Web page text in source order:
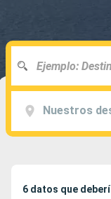
Nuestros
6 datos que